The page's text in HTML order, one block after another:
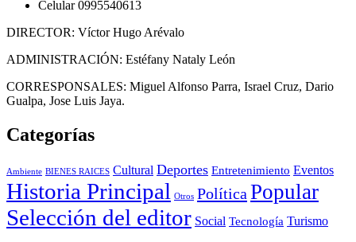
Celular 0995540613
DIRECTOR: Víctor Hugo Arévalo
ADMINISTRACIÓN: Estéfany Nataly León
CORRESPONSALES: Miguel Alfonso Parra, Israel Cruz, Dario
Gualpa, Jose Luis Jaya.
Categorías
Ambiente BIENES RAICES Cultural Deportes Entretenimiento Eventos
Historia Principal Otros Política Popular
Selección del editor Social Tecnología Turismo